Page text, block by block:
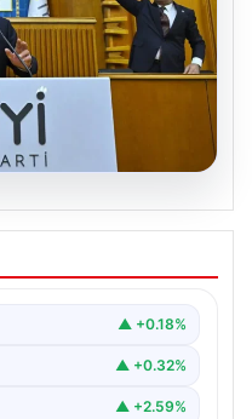
teklifi için
başvuru
▲ +0.18%
▲ +0.32%
▲ +2.59%